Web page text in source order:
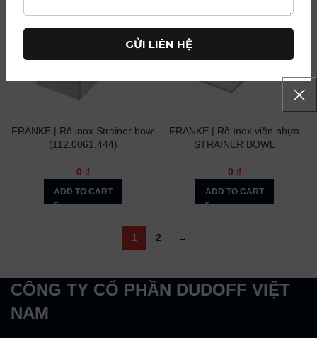
FRANKE | Rổ inox Strainer bowl
(112.0061.444)
0 ₫
ADD TO CART
FRANKE | Rổ Inox viền nhựa
STRAINER BOWL
0 ₫
ADD TO CART
1 2 →
CÔNG TY CỔ PHẦN DUDOFF VIỆT
NAM